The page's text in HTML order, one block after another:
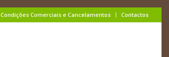
Condições Comerciais e Cancelamentos Contactos